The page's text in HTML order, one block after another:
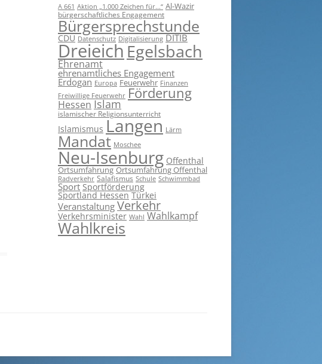
A 661 Aktion „1.000 Zeichen für...“ Al-Wazir
bürgerschaftliches Engagement
Bürgersprechstunde
CDU Datenschutz Digitalisierung DITIB
Dreieich Egelsbach
Ehrenamt
ehrenamtliches Engagement
Erdogan Europa Feuerwehr Finanzen
Freiwillige Feuerwehr Förderung
Hessen Islam
islamischer Religionsunterricht
Islamismus Langen Lärm
Mandat Moschee
Neu-Isenburg Offenthal
Ortsumfahrung Ortsumfahrung Offenthal
Radverkehr Salafismus Schule Schwimmbad
Sport Sportförderung
Sportland Hessen Türkei
Veranstaltung Verkehr
Verkehrsminister Wahl Wahlkampf
Wahlkreis